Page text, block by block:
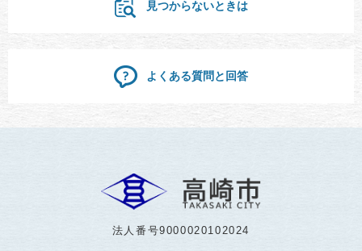
見つからないときは
よくある質問と回答
法人番号9000020102024